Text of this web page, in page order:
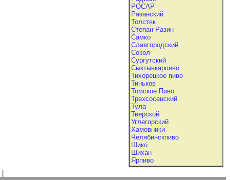
РОСАР
Рязанский
Толстяк
Степан Разин
Самко
Славгородский
Сокол
Сургутский
Сыктывкарпиво
Тихорецкое пиво
Тиньков
Томское Пиво
Трехсосенский
Тула
Тверской
Углегорский
Хамовники
Челябинскпиво
Шико
Шихан
Ярпиво